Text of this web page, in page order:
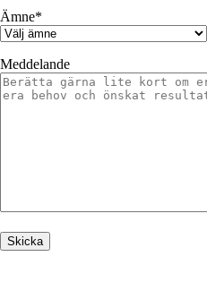
Ämne*
Meddelande